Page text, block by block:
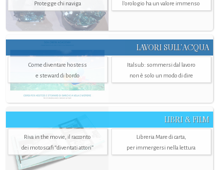
Protegge chi naviga
l'orologio ha un valore immenso
LAVORI SULL’ACQUA
Come diventare hostess
e steward di bordo
Italsub: sommersi dal lavoro
non è solo un modo di dire
LIBRI & FILM
Riva in the movie, il racconto
dei motoscafi “diventati attori”
Libreria Mare di carta,
per immergersi nella lettura